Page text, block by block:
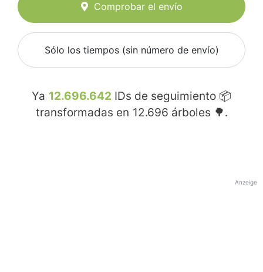
Comprobar el envío
Sólo los tiempos (sin número de envío)
Ya 12.696.642 IDs de seguimiento 📦
transformadas en 12.696 árboles 🌳.
Anzeige